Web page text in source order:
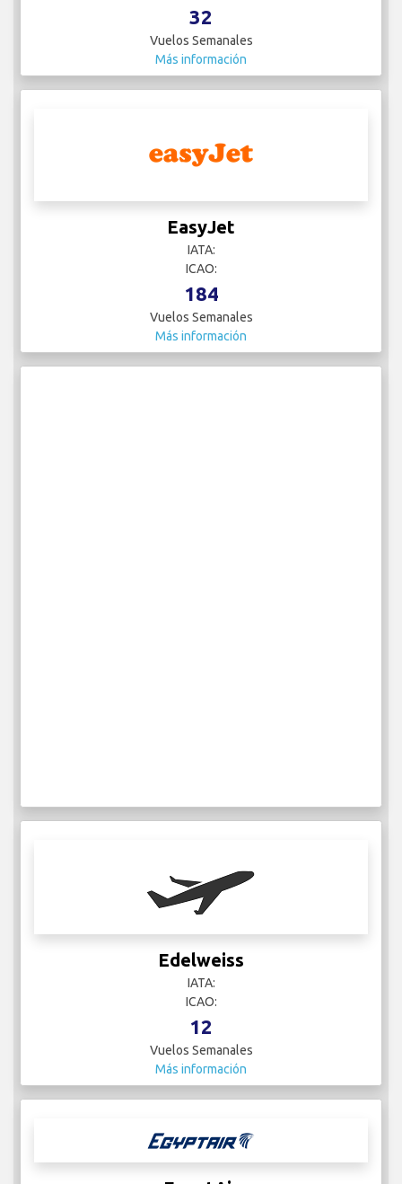
32
Vuelos Semanales
Más información
EasyJet
IATA:
ICAO:
184
Vuelos Semanales
Más información
Edelweiss
IATA:
ICAO:
12
Vuelos Semanales
Más información